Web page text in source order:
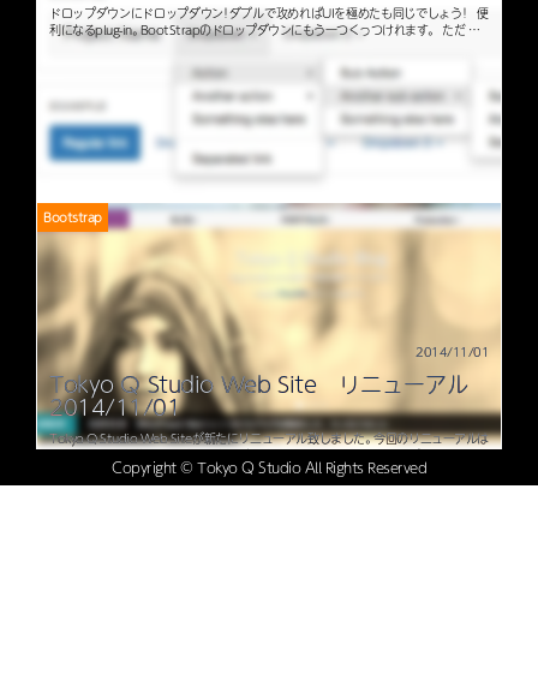
ドロップダウンにドロップダウン！ダブルで攻めればUIを極めたも同じでしょう！ 便
利になるplug-in。 BootStrapのドロップダウンにもう一つくっつけれます。 ただ …
2014/11/01
Tokyo Q Studio Web Site リニューアル
2014/11/01
Tokyo Q Studio Web Siteが新たにリニューアル致しました。 今回のリニューアルは
今までのWeb制作での経験を出来るだけ詰め込みました。 スマホ・タブレットに完全
Bootstrap
Copyright © Tokyo Q Studio All Rights Reserved